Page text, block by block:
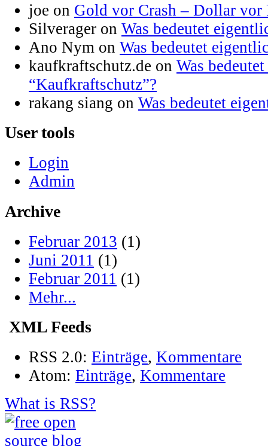
joe on Gold vor Crash – Dollar vor
Silverager on Was bedeutet
Ano Nym on Was bedeutet
kaufkraftschutz.de on Was
“Kaufkraftschutz”?
rakang siang on Was bedeutet
User tools
Login
Admin
Archive
Februar 2013 (1)
Juni 2011 (1)
Februar 2011 (1)
Mehr...
XML Feeds
RSS 2.0: Einträge, Kommentare
Atom: Einträge, Kommentare
What is RSS?